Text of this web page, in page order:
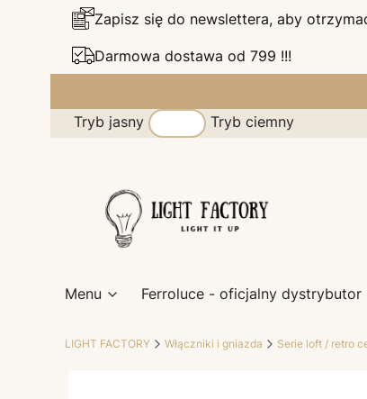
Zapisz się do newslettera, aby
Darmowa dostawa od 799 !!!
Tryb jasny Tryb ciemny
Menu Ferroluce - oficjalny dystrybutor
LIGHT FACTORY Włączniki i gniazda Serie loft / retro